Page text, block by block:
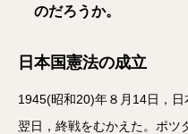
のだろうか。
日本国憲法の成立
1945(昭和20)年８月14日，日
翌日，終戦をむかえた。ポツ